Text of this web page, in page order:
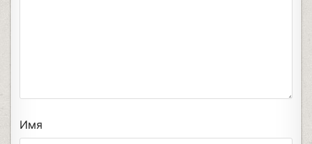
Имя